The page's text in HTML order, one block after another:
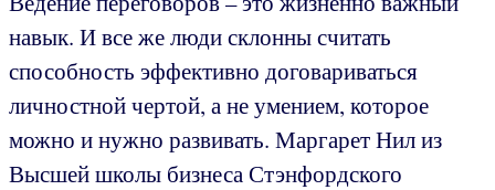
навык. И все же люди склонны считать
способность эффективно договариваться
личностной чертой, а не умением, которое
можно и нужно развивать. Маргарет Нил из
Высшей школы бизнеса Стэнфордского